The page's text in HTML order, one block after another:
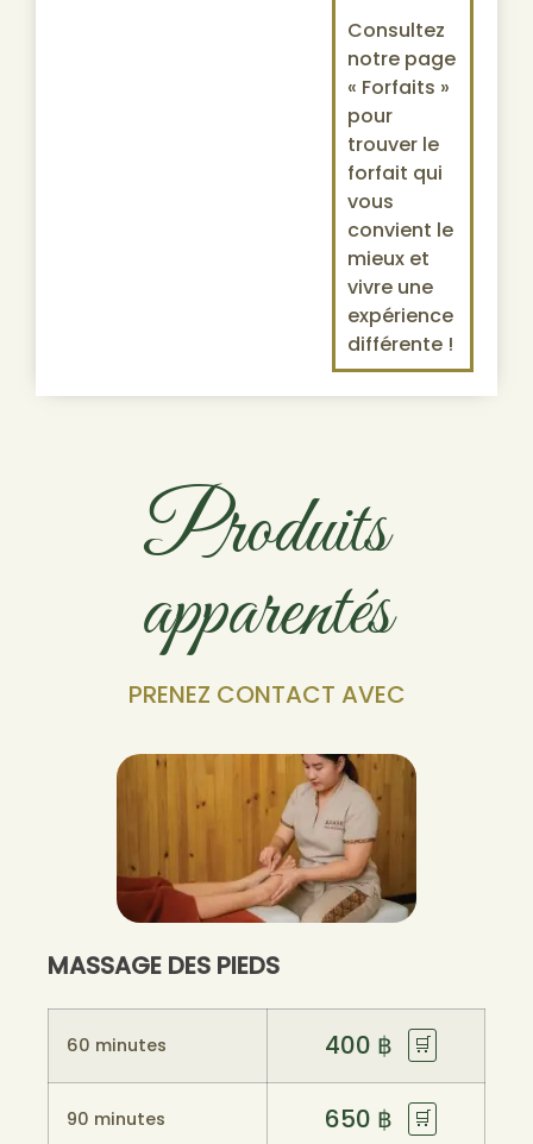
Consultez
notre page
« Forfaits »
pour
trouver le
forfait qui
vous
convient le
mieux et
vivre une
expérience
différente !
Produits
apparentés
PRENEZ CONTACT AVEC
MASSAGE DES PIEDS
60 minutes 400 ฿ 🛒
90 minutes 650 ฿ 🛒